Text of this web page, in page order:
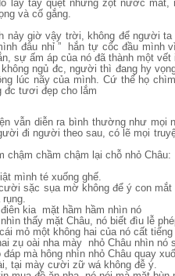
lấy tay quệt những zọt nước
và cố gắng.
nảy giờ vậy trời, không để người
đâu nhỉ ” hắn tự cốc đầu mình
sự ấm áp của nó đã thành một
ngủ đc, người thì đang hy
lúc nãy của mình. Cứ thế họ
đc tươi đẹp cho lắm
vẫn diễn ra bình thường như mọi
đi người theo sau, có lẽ mọi
chậm chầm chậm lại chỗ nhỏ Châu:
mình té xuống ghế.
sặc sụa mờ không để ý con
kia mặt hầm hầm nhìn nó
thấy mặt Châu, nó biết đìu lễ
mỏ một không hai của nó cất tiếng
zụ oài nha mày nhỏ Châu nhìn nó
mà hông nhìn nhỏ Châu quay
tại mày cười zữ wá không đễ ý.